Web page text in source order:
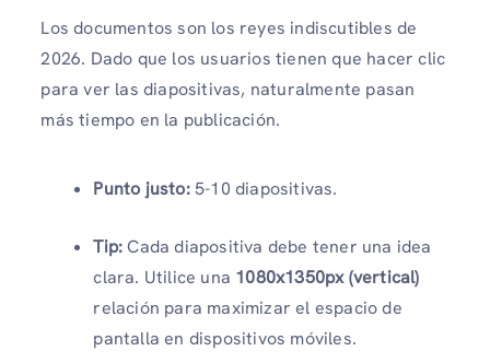
Los documentos son los reyes indiscutibles de
2026. Dado que los usuarios tienen que hacer clic
para ver las diapositivas, naturalmente pasan
más tiempo en la publicación.
Punto justo:5-10 diapositivas.
Tip:Cada diapositiva debe tener una idea
clara. Utilice una 1080x1350px (vertical)
relación para maximizar el espacio de
pantalla en dispositivos móviles.